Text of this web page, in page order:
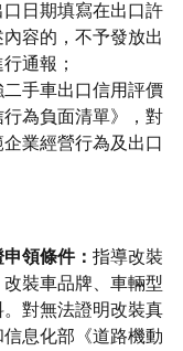
日期填寫在出口許
容的，不予發放出
通報；
二手車出口信用評價
為負面清單》，對
業經營行為及出口
領條件： 指導改裝
裝車品牌、車輛型
對無法證明改裝真
息化部《道路機動